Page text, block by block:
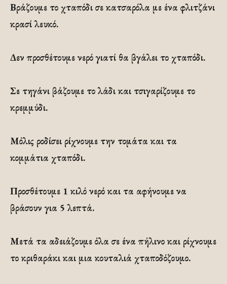
Βράζουμε το χταπόδι σε κατσαρόλα με ένα φλιτζάνι
κρασί λευκό.
Δεν προσθέτουμε νερό γιατί θα βγάλει το χταπόδι.
Σε τηγάνι βάζουμε το λάδι και τσιγαρίζουμε το
κρεμμύδι.
Μόλις ροδίσει ρίχνουμε την τομάτα και τα
κομμάτια χταπόδι.
Προσθέτουμε 1 κιλό νερό και τα αφήνουμε να
βράσουν για 5 λεπτά.
Μετά τα αδειάζουμε όλα σε ένα πήλινο και ρίχνουμε
το κριθαράκι και μια κουταλιά χταποδόζουμο.